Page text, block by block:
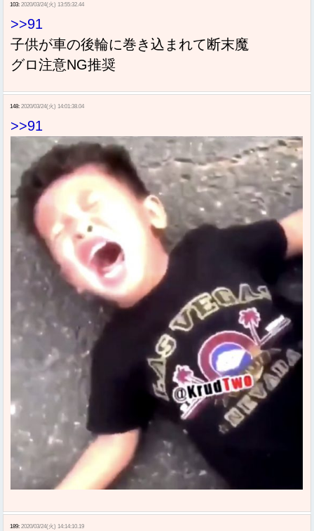
103: 2020/03/24(火) 13:55:32.44
>>91
子供が車の後輪に巻き込まれて断末魔
グロ注意NG推奨
148: 2020/03/24(火) 14:01:38.04
>>91
189: 2020/03/24(火) 14:14:10.19